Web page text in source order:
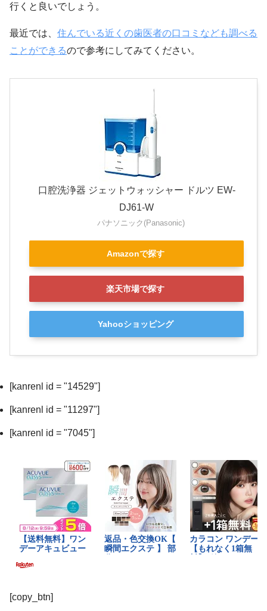
行くと良いでしょう。
最近では、 住んでいる近くの歯医者の口コミなども調べる
ことができるので参考にしてみてください。
口腔洗浄器 ジェットウォッシャー ドルツ EW-
DJ61-W
パナソニック(Panasonic)
Amazonで探す
楽天市場で探す
Yahooショッピング
[kanrenl id = "14529"]
[kanrenl id = "11297"]
[kanrenl id = "7045"]
[copy_btn]